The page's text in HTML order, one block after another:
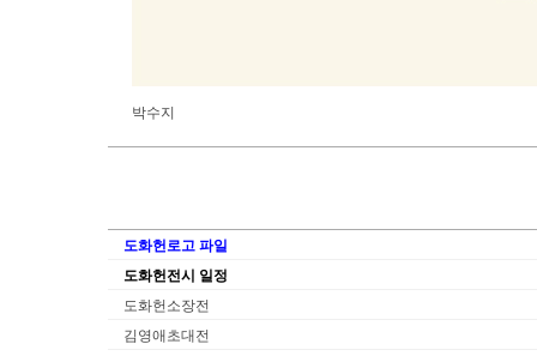
박수지
도화헌로고 파일
도화헌전시 일정
도화헌소장전
김영애초대전